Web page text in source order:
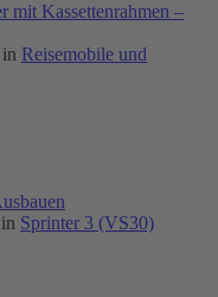
mit Kassettenrahmen –
Reisemobile und
Sprinter 3 (VS30)